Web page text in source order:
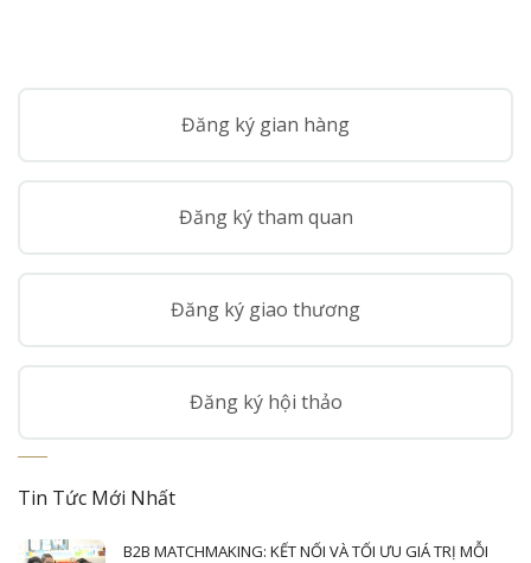
Đăng ký gian hàng
Đăng ký tham quan
Đăng ký giao thương
Đăng ký hội thảo
Tin Tức Mới Nhất
B2B MATCHMAKING: KẾT NỐI VÀ TỐI ƯU GIÁ TRỊ MỖI